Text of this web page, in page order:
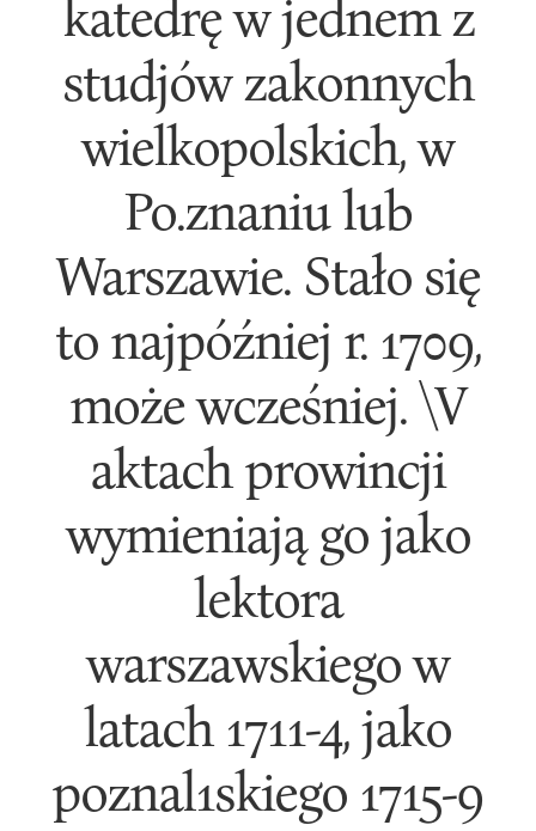
katedrę w jednem z
studjów zakonnych
wielkopolskich, w
Po.znaniu lub
Warszawie. Stało się
to najpóźniej r. 1709,
może wcześniej. \V
aktach prowincji
wymieniają go jako
lektora
warszawskiego w
latach 1711-4, jako
poznal1skiego 1715-9